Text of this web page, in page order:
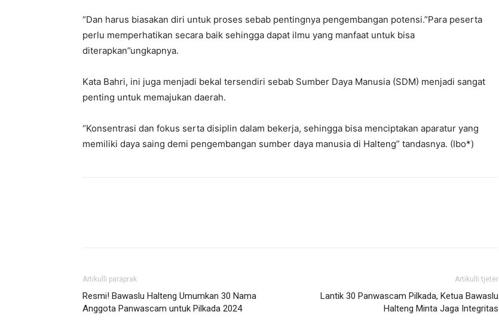
“Dan harus biasakan diri untuk proses sebab pentingnya pengembangan potensi.”Para peserta
perlu memperhatikan secara baik sehingga dapat ilmu yang manfaat untuk bisa
diterapkan”ungkapnya.
Kata Bahri, ini juga menjadi bekal tersendiri sebab Sumber Daya Manusia (SDM) menjadi sangat
penting untuk memajukan daerah.
“Konsentrasi dan fokus serta disiplin dalam bekerja, sehingga bisa menciptakan aparatur yang
memiliki daya saing demi pengembangan sumber daya manusia di Halteng” tandasnya. (Ibo*)
Artikulli paraprak
Resmi! Bawaslu Halteng Umumkan 30 Nama
Anggota Panwascam untuk Pilkada 2024
Artikulli tjetër
Lantik 30 Panwascam Pilkada, Ketua Bawaslu
Halteng Minta Jaga Integritas